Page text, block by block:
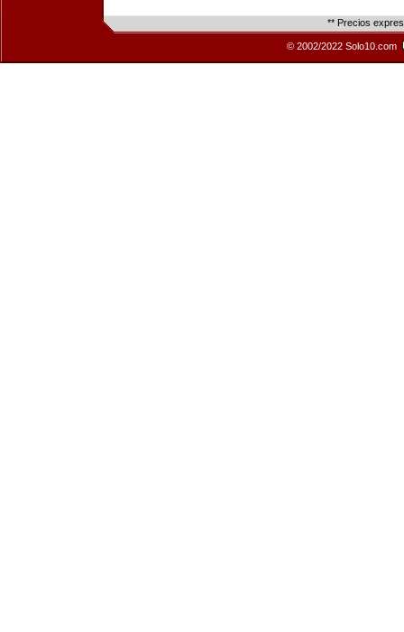
** Precios
© 2002/2022 Solo10.com